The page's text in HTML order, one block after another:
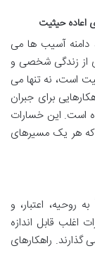
اعاده حیثیت
دامنه آسیب ها می
از زندگی شخصی و
است، نه تنها می
برای جبران
است. این خسارات
که هر یک مسیرهای
اعتبار، و
اغلب قابل اندازه
گذارند. راهکارهای